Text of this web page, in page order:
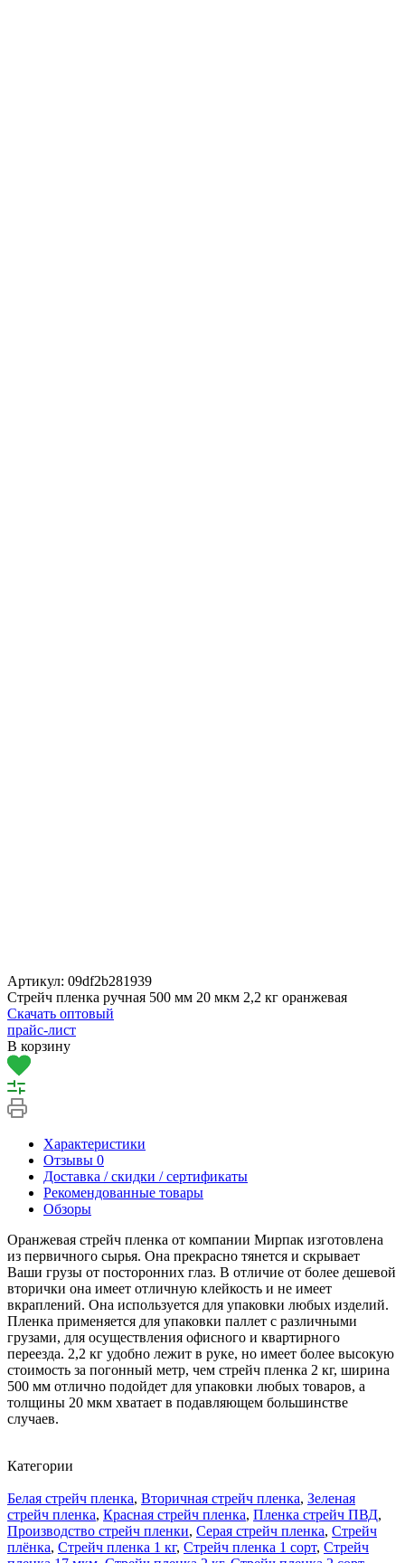
Артикул: 09df2b281939
Стрейч пленка ручная 500 мм 20 мкм 2,2 кг оранжевая
Скачать оптовый
прайс-лист
В корзину
Характеристики
Отзывы 0
Доставка / скидки / сертификаты
Рекомендованные товары
Обзоры
Оранжевая стрейч пленка от компании Мирпак изготовлена
из первичного сырья. Она прекрасно тянется и скрывает
Ваши грузы от посторонних глаз. В отличие от более дешевой
вторички она имеет отличную клейкость и не имеет
вкраплений. Она используется для упаковки любых изделий.
Пленка применяется для упаковки паллет с различными
грузами, для осуществления офисного и квартирного
переезда. 2,2 кг удобно лежит в руке, но имеет более высокую
стоимость за погонный метр, чем стрейч пленка 2 кг, ширина
500 мм отлично подойдет для упаковки любых товаров, а
толщины 20 мкм хватает в подавляющем большинстве
случаев.
Категории
Белая стрейч пленка, Вторичная стрейч пленка, Зеленая
стрейч пленка, Красная стрейч пленка, Пленка стрейч ПВД,
Производство стрейч пленки, Серая стрейч пленка, Стрейч
плёнка, Стрейч пленка 1 кг, Стрейч пленка 1 сорт, Стрейч